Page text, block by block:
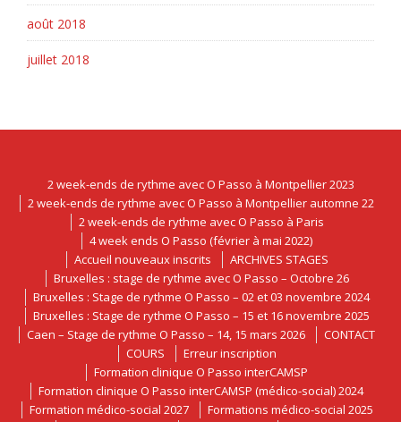
août 2018
juillet 2018
2 week-ends de rythme avec O Passo à Montpellier 2023
2 week-ends de rythme avec O Passo à Montpellier automne 22
2 week-ends de rythme avec O Passo à Paris
4 week ends O Passo (février à mai 2022)
Accueil nouveaux inscrits
ARCHIVES STAGES
Bruxelles : stage de rythme avec O Passo – Octobre 26
Bruxelles : Stage de rythme O Passo – 02 et 03 novembre 2024
Bruxelles : Stage de rythme O Passo – 15 et 16 novembre 2025
Caen – Stage de rythme O Passo – 14, 15 mars 2026
CONTACT
COURS
Erreur inscription
Formation clinique O Passo interCAMSP
Formation clinique O Passo interCAMSP (médico-social) 2024
Formation médico-social 2027
Formations médico-social 2025